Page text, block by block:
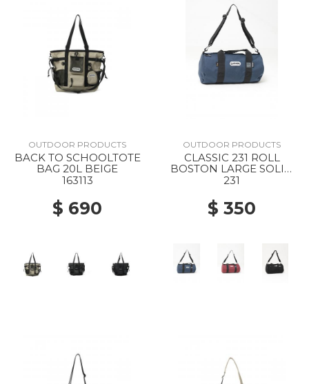
OUTDOOR PRODUCTS
BACK TO SCHOOLTOTE
BAG 20L BEIGE
163113
$ 690
OUTDOOR PRODUCTS
CLASSIC 231 ROLL
BOSTON LARGE SOLID
NAVY
231
$ 350